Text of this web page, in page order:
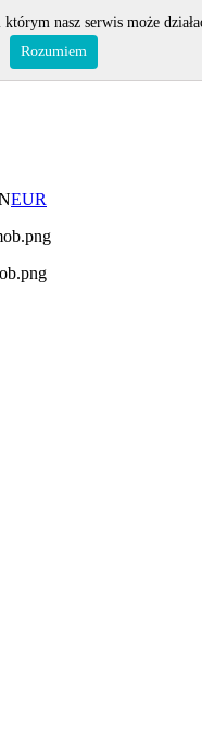
EUR
nasz serwis może
Rozumiem